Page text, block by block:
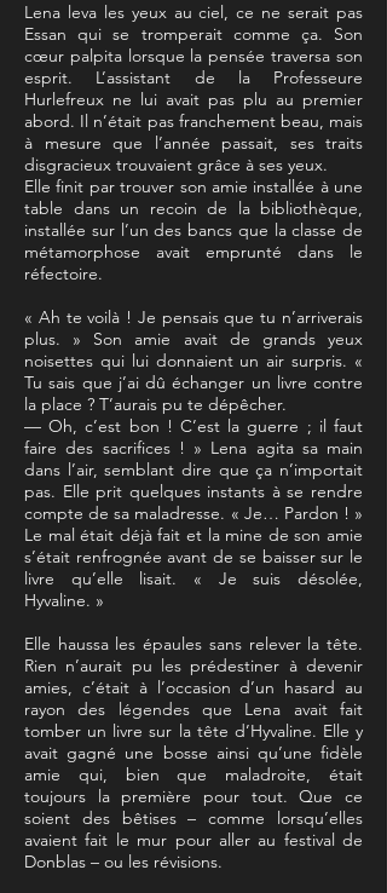
Lena leva les yeux au ciel, ce ne serait pas
Essan qui se tromperait comme ça. Son
cœur palpita lorsque la pensée traversa son
esprit. L’assistant de la Professeure
Hurlefreux ne lui avait pas plu au premier
abord. Il n’était pas franchement beau, mais
à mesure que l’année passait, ses traits
disgracieux trouvaient grâce à ses yeux.
Elle finit par trouver son amie installée à une
table dans un recoin de la bibliothèque,
installée sur l’un des bancs que la classe de
métamorphose avait emprunté dans le
réfectoire.
« Ah te voilà ! Je pensais que tu n’arriverais
plus. » Son amie avait de grands yeux
noisettes qui lui donnaient un air surpris. «
Tu sais que j’ai dû échanger un livre contre
la place ? T’aurais pu te dépêcher.
— Oh, c’est bon ! C’est la guerre ; il faut
faire des sacrifices ! » Lena agita sa main
dans l’air, semblant dire que ça n’importait
pas. Elle prit quelques instants à se rendre
compte de sa maladresse. « Je… Pardon ! »
Le mal était déjà fait et la mine de son amie
s’était renfrognée avant de se baisser sur le
livre qu’elle lisait. « Je suis désolée,
Hyvaline. »
Elle haussa les épaules sans relever la tête.
Rien n’aurait pu les prédestiner à devenir
amies, c’était à l’occasion d’un hasard au
rayon des légendes que Lena avait fait
tomber un livre sur la tête d’Hyvaline. Elle y
avait gagné une bosse ainsi qu’une fidèle
amie qui, bien que maladroite, était
toujours la première pour tout. Que ce
soient des bêtises – comme lorsqu’elles
avaient fait le mur pour aller au festival de
Donblas – ou les révisions.